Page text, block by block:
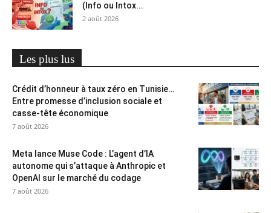
(Info ou Intox...
2 août 2026
Les plus lus
Crédit d’honneur à taux zéro en Tunisie…
Entre promesse d’inclusion sociale et
casse-tête économique
7 août 2026
Meta lance Muse Code : L’agent d’IA
autonome qui s’attaque à Anthropic et
OpenAI sur le marché du codage
7 août 2026